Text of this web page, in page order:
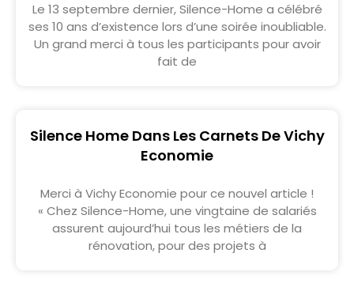
Le 13 septembre dernier, Silence-Home a célébré
ses 10 ans d’existence lors d’une soirée inoubliable.
Un grand merci à tous les participants pour avoir
fait de
Silence Home Dans Les Carnets De Vichy
Economie
Merci à Vichy Economie pour ce nouvel article !
« Chez Silence-Home, une vingtaine de salariés
assurent aujourd’hui tous les métiers de la
rénovation, pour des projets à